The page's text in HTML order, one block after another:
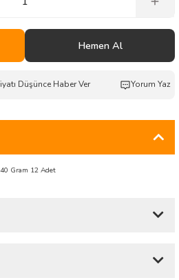
Hemen Al
Düşünce Haber Ver Yorum Yaz
Gram 12 Adet